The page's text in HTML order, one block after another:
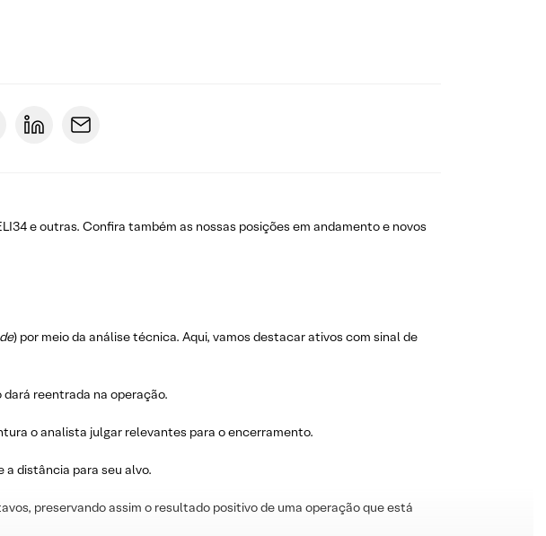
e outras. Confira também as nossas posições em andamento e novos
) por meio da análise técnica. Aqui, vamos destacar ativos com sinal de
reentrada na operação.
o analista julgar relevantes para o encerramento.
a distância para seu alvo.
preservando assim o resultado positivo de uma operação que está